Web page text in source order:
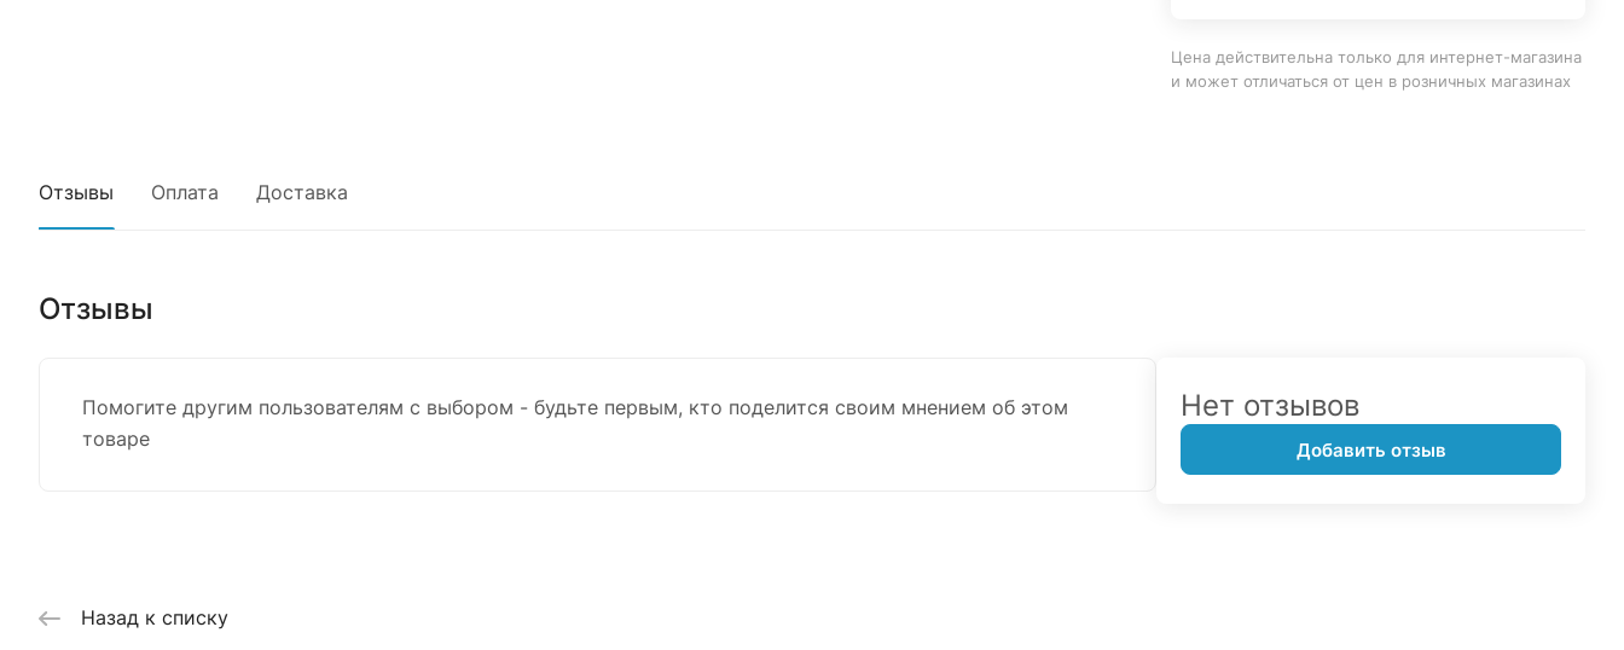
Цена действительна только для интернет-магазина
и может отличаться от цен в розничных магазинах
Отзывы Оплата Доставка
Отзывы
Помогите другим пользователям с выбором - будьте первым, кто поделится своим мнением об этом
товаре
Нет отзывов
Добавить отзыв
Назад к списку